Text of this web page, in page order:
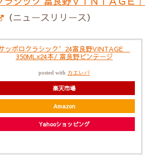
（ニュースリリース）
ッポロクラシック’24富良野VINTAGE
350MLx24本/ 富良野ビンテージ
posted with カエレバ
楽天市場
Amazon
Yahooショッピング